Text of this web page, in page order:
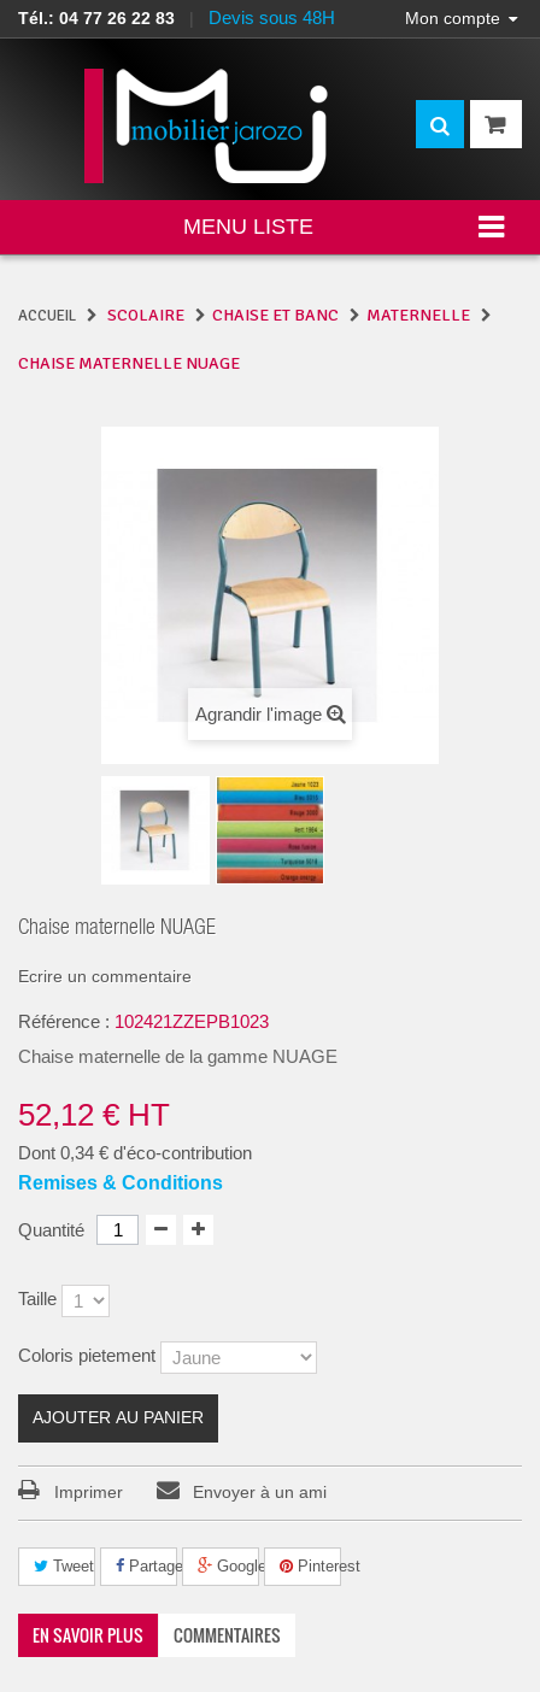
Tél.: 04 77 26 22 83 | Devis sous 48H Mon compte
MENU LISTE
ACCUEIL SCOLAIRE CHAISE ET BANC MATERNELLE
CHAISE MATERNELLE NUAGE
Agrandir l'image
Chaise maternelle NUAGE
Ecrire un commentaire
Référence : 102421ZZEPB1023
Chaise maternelle de la gamme NUAGE
52,12 € HT
Dont 0,34 € d'éco-contribution
Remises & Conditions
Quantité
Taille
Coloris pietement
AJOUTER AU PANIER
Imprimer Envoyer à un ami
Tweet Partager Google+ Pinterest
EN SAVOIR PLUS COMMENTAIRES